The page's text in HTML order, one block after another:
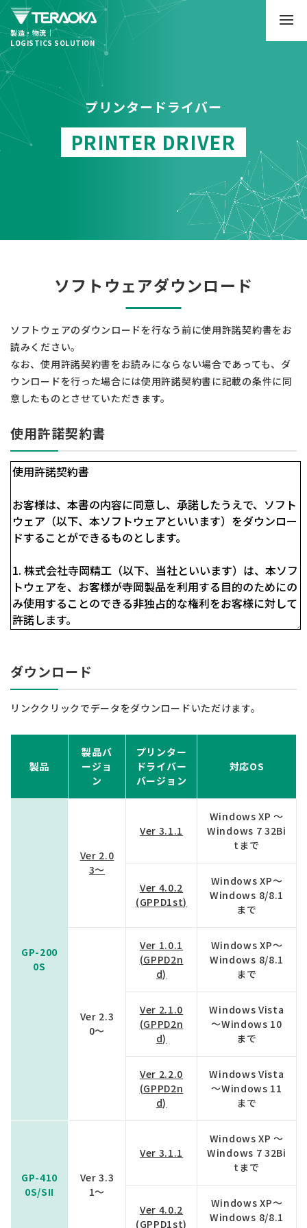
製造・物流｜
LOGISTICS SOLUTION
プリンタードライバー
PRINTER DRIVER
ソフトウェアダウンロード
ソフトウェアのダウンロードを行なう前に使用許諾契約書をお
読みください。
なお、使用許諾契約書をお読みにならない場合であっても、 ダ
ウンロードを行った場合には使用許諾契約書に記載の条件に同
意したものとさせていただきます。
使用許諾契約書
ダウンロード
リンククリックでデータをダウンロードいただけます。
製品
製品バ
ージョ
ン
プリンター
ドライバー
バージョン
対応OS
GP-200
0S
Ver 2.0
3～
Ver 3.1.1
Windows XP ～
Windows 7 32Bi
tまで
Ver 4.0.2
(GPPD1st)
Windows XP～
Windows 8/8.1
まで
Ver 2.3
0～
Ver 1.0.1
(GPPD2n
d)
Windows XP～
Windows 8/8.1
まで
Ver 2.1.0
(GPPD2n
d)
Windows Vista
～Windows 10
まで
Ver 2.2.0
(GPPD2n
d)
Windows Vista
～Windows 11
まで
GP-410
0S/SII
Ver 3.3
1～
Ver 3.1.1
Windows XP ～
Windows 7 32Bi
tまで
Ver 4.0.2
(GPPD1st)
Windows XP～
Windows 8/8.1